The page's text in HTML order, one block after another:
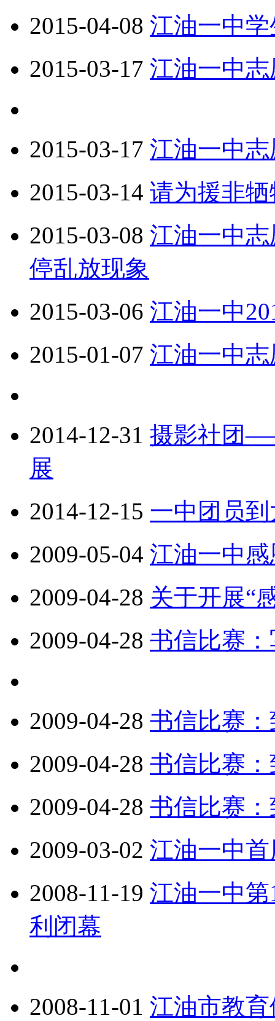
2015-04-08 江油一中
2015-03-17 江油一中
2015-03-17 江油一中
2015-03-14 请为援非
2015-03-08 江油一中
停乱放现象
2015-03-06 江油一中
2015-01-07 江油一中
2014-12-31 摄影社团
展
2014-12-15 一中团员
2009-05-04 江油一中
2009-04-28 关于开展“
2009-04-28 书信比赛
2009-04-28 书信比赛
2009-04-28 书信比赛
2009-04-28 书信比赛
2009-03-02 江油一中
2008-11-19 江油一中
利闭幕
2008-11-01 江油市教